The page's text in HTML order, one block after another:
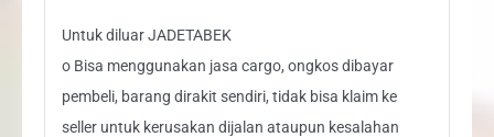
Untuk diluar JADETABEK
o Bisa menggunakan jasa cargo, ongkos dibayar
pembeli, barang dirakit sendiri, tidak bisa klaim ke
seller untuk kerusakan dijalan ataupun kesalahan